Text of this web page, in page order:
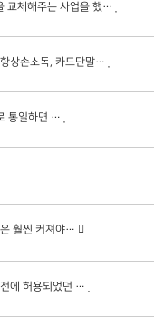
교체해주는 사업을 했…
상손소독, 카드단말…
통일하면 …
훨씬 커져야…
에 허용되었던 …